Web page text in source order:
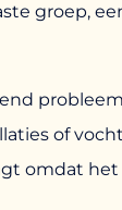
groep,
of
omdat